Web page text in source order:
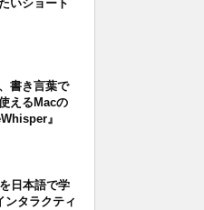
いショート
書き言葉で
えるMacの
』
日本語で学
タラクティ